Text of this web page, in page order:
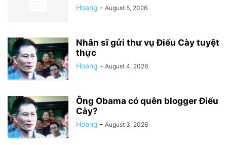
Hoang - August 5, 2026
Nhân sĩ gửi thư vụ Điếu Cày tuyệt
thực
Hoang - August 4, 2026
Ông Obama có quên blogger Điếu
Cày?
Hoang - August 3, 2026